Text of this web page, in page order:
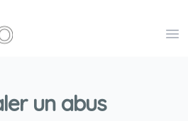
de Salons, Evénements et
un abus